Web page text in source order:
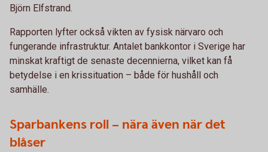
Björn Elfstrand.
Rapporten lyfter också vikten av fysisk närvaro och
fungerande infrastruktur. Antalet bankkontor i Sverige har
minskat kraftigt de senaste decennierna, vilket kan få
betydelse i en krissituation – både för hushåll och
samhälle.
Sparbankens roll – nära även när det
blåser